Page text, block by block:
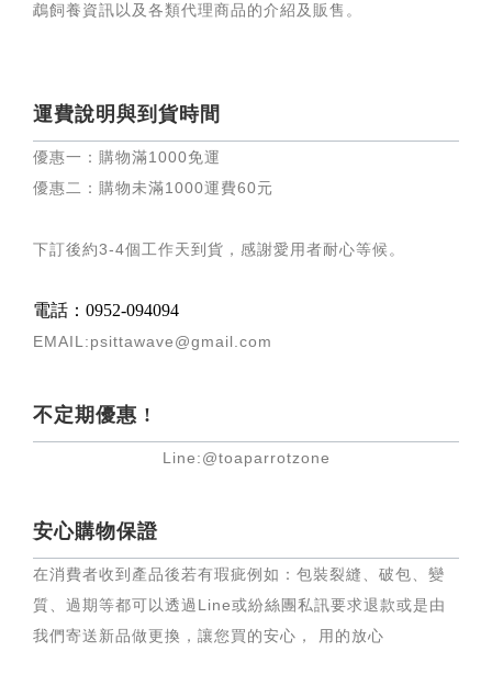
鵡飼養資訊以及各類代理商品的介紹及販售。
運費說明與到貨時間
優惠一：購物滿1000免運
優惠二：購物未滿1000運費60元
下訂後約3-4個工作天到貨，感謝愛用者耐心等候 。
電話：0952-094094
EMAIL:psittawave@gmail.com
不定期優惠 !
Line:@toaparrotzone
安心購物保證
在消費者收到產品後若有瑕疵例如：包裝裂縫、破包、變
質、過期等都可以透過Line或紛絲團私訊要求退款或是由
我們寄送新品做更換，讓您買的安心， 用的放心